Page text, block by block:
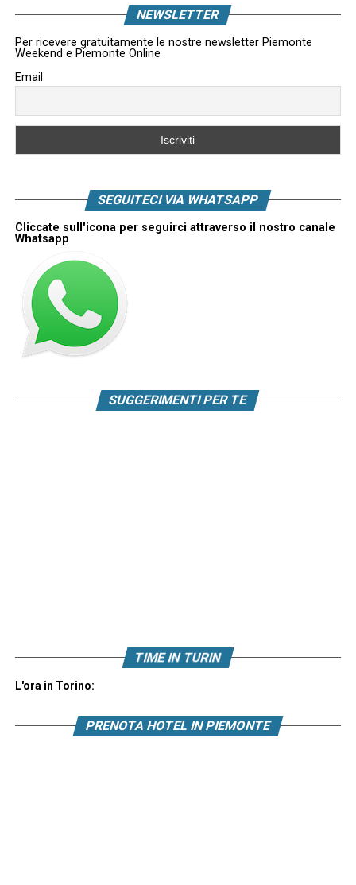
NEWSLETTER
Per ricevere gratuitamente le nostre newsletter Piemonte
Weekend e Piemonte Online
Email
SEGUITECI VIA WHATSAPP
Cliccate sull'icona per seguirci attraverso il nostro canale
Whatsapp
SUGGERIMENTI PER TE
TIME IN TURIN
L'ora in Torino:
PRENOTA HOTEL IN PIEMONTE